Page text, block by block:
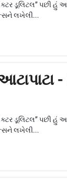
ડૂલિટલ”
લખેલી...
ડૂલિટલ”
લખેલી...